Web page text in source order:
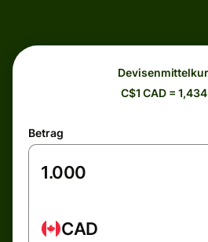
C$1 CAD =
Betrag
CAD